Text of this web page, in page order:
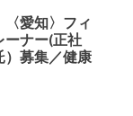
〈愛知〉フィ
ーナー(正社
）募集／健康